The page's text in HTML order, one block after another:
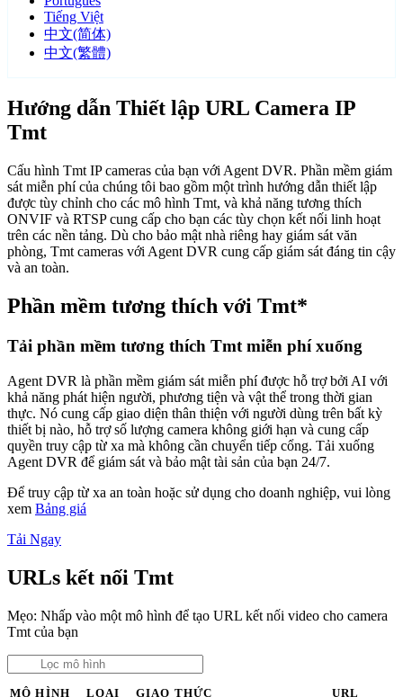
Tiếng Việt
中文(简体)
中文(繁體)
Hướng dẫn Thiết lập URL Camera IP
Tmt
Cấu hình Tmt IP cameras của bạn với Agent DVR. Phần mềm giám
sát miễn phí của chúng tôi bao gồm một trình hướng dẫn thiết lập
được tùy chỉnh cho các mô hình Tmt, và khả năng tương thích
ONVIF và RTSP cung cấp cho bạn các tùy chọn kết nối linh hoạt
trên các nền tảng. Dù cho bảo mật nhà riêng hay giám sát văn
phòng, Tmt cameras với Agent DVR cung cấp giám sát đáng tin cậy
và an toàn.
Phần mềm tương thích với Tmt*
Tải phần mềm tương thích Tmt miễn phí xuống
Agent DVR là phần mềm giám sát miễn phí được hỗ trợ bởi AI với
khả năng phát hiện người, phương tiện và vật thể trong thời gian
thực. Nó cung cấp giao diện thân thiện với người dùng trên bất kỳ
thiết bị nào, hỗ trợ số lượng camera không giới hạn và cung cấp
quyền truy cập từ xa mà không cần chuyển tiếp cổng. Tải xuống
Agent DVR để giám sát và bảo mật tài sản của bạn 24/7.
Để truy cập từ xa an toàn hoặc sử dụng cho doanh nghiệp, vui lòng
xem Bảng giá
Tải Ngay
URLs kết nối Tmt
Mẹo: Nhấp vào một mô hình để tạo URL kết nối video cho camera
Tmt của bạn
MÔ HÌNH LOẠI GIAO THỨC URL